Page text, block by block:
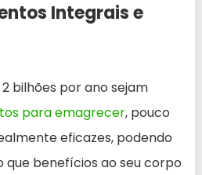
Integrais e
bilhões por ano sejam
para emagrecer, pouco
eficazes, podendo
que benefícios ao seu corpo